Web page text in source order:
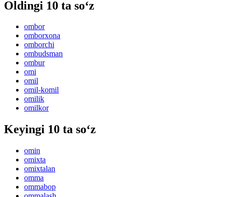
Oldingi 10 ta so‘z
ombor
omborxona
omborchi
ombudsman
ombur
omi
omil
omil-komil
omilik
omilkor
Keyingi 10 ta so‘z
omin
omixta
omixtalan
omma
ommabop